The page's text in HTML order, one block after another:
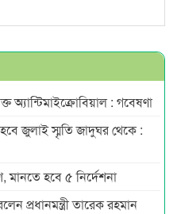
অ্যান্টিমাইক্রোবিয়াল : গবেষণা
জুলাই স্মৃতি জাদুঘর থেকে :
মানতে হবে ৫ নির্দেশনা
প্রধানমন্ত্রী তারেক রহমান